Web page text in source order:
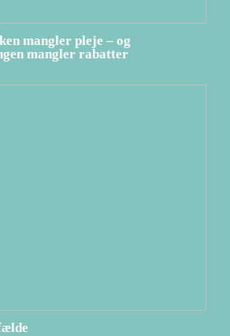
mangler pleje – og
mangler rabatter